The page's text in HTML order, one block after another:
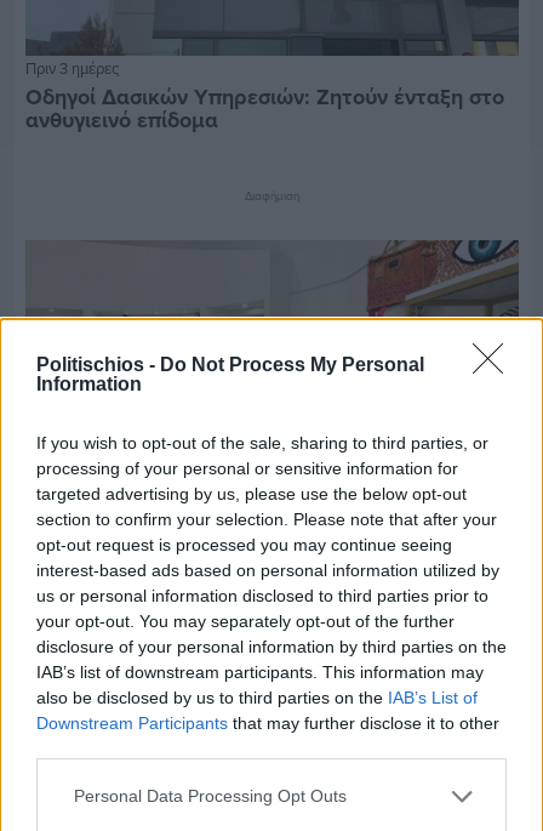
Politischios - Do Not Process My Personal
Information
If you wish to opt-out of the sale, sharing to third parties, or
processing of your personal or sensitive information for
targeted advertising by us, please use the below opt-out
section to confirm your selection. Please note that after your
opt-out request is processed you may continue seeing
interest-based ads based on personal information utilized by
us or personal information disclosed to third parties prior to
your opt-out. You may separately opt-out of the further
disclosure of your personal information by third parties on the
IAB’s list of downstream participants. This information may
also be disclosed by us to third parties on the IAB’s List of
Downstream Participants that may further disclose it to other
Personal Data Processing Opt Outs
Πριν 3 ημέρες
Οδηγοί Δασικών Υπηρεσιών: Ζητούν ένταξη στο
ανθυγιεινό επίδομα
Διαφήμιση
Πριν 4 ημέρες
Οι ξεχωριστές καλοκαιρινές προτάσεις του
Clementine Chios